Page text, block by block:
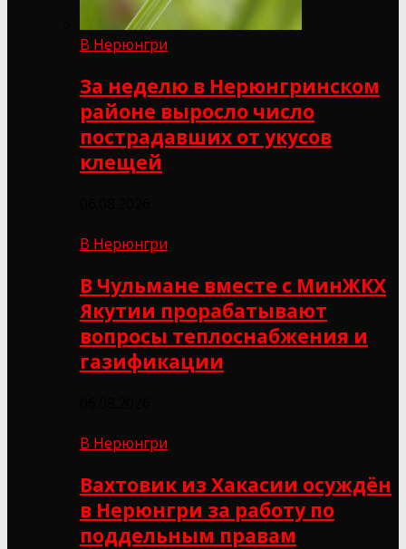
В Нерюнгри
За неделю в Нерюнгринском
районе выросло число
пострадавших от укусов
клещей
В Нерюнгри
В Чульмане вместе с МинЖКХ
Якутии прорабатывают
вопросы теплоснабжения и
газификации
В Нерюнгри
Вахтовик из Хакасии осуждён
в Нерюнгри за работу по
поддельным правам